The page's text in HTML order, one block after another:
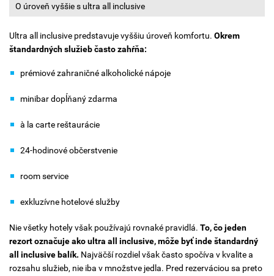
O úroveň vyššie s ultra all inclusive
Ultra all inclusive predstavuje vyššiu úroveň komfortu. Okrem
štandardných služieb často zahŕňa:
prémiové zahraničné alkoholické nápoje
minibar dopĺňaný zdarma
à la carte reštaurácie
24-hodinové občerstvenie
room service
exkluzívne hotelové služby
Nie všetky hotely však používajú rovnaké pravidlá. To, čo jeden
rezort označuje ako ultra all inclusive, môže byť inde štandardný
all inclusive balík. Najväčší rozdiel však často spočíva v kvalite a
rozsahu služieb, nie iba v množstve jedla. Pred rezerváciou sa preto